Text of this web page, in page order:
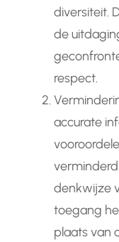
diversiteit.
de
respect.
accurate
denkwijze
toegang
plaats van